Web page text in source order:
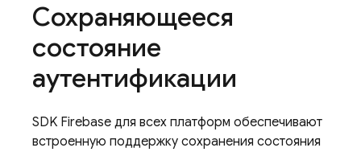
Сохраняющееся
состояние
аутентификации
SDK Firebase для всех платформ обеспечивают
встроенную поддержку сохранения состояния